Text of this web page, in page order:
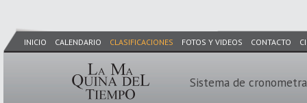
INICIO CALENDARIO CLASIFICACIONES FOTOS Y VIDEOS CONTACTO
Sistema de